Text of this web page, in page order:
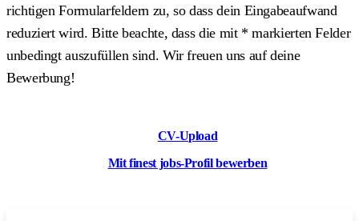
richtigen Formularfeldern zu, so dass dein Eingabeaufwand
reduziert wird. Bitte beachte, dass die mit * markierten Felder
unbedingt auszufüllen sind. Wir freuen uns auf deine
Bewerbung!
CV-Upload
Mit finest jobs-Profil bewerben